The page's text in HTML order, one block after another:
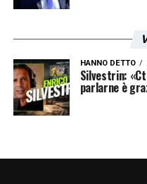
HANNO DETTO
Silvestrin:
parlarne è